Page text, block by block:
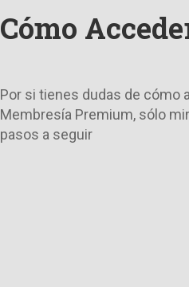
Cómo
Por si tienes dudas de cómo
Membresía Premium, sólo
pasos a seguir